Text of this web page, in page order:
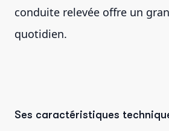
conduite relevée offre un
quotidien.
Ses caractéristiques